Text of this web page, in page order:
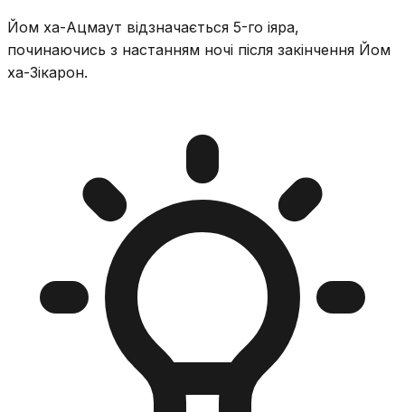
Йом ха-Ацмаут відзначається 5-го іяра,
починаючись з настанням ночі після закінчення Йом
ха-Зікарон.